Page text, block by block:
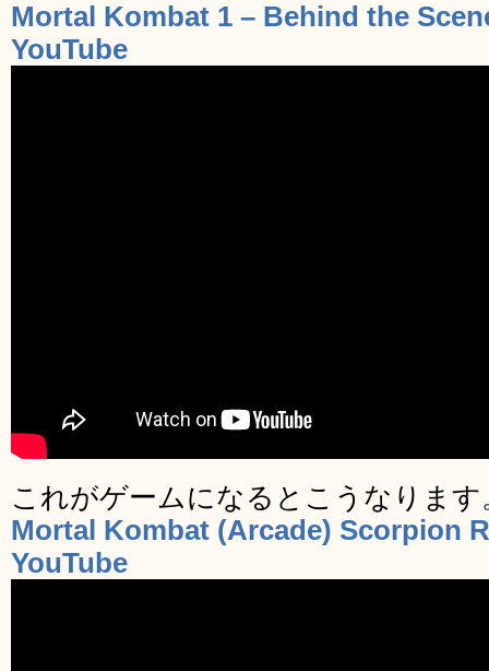
Mortal Kombat 1 – Behind the
YouTube
これがゲームになるとこうなります
Mortal Kombat (Arcade) Scorpion
YouTube